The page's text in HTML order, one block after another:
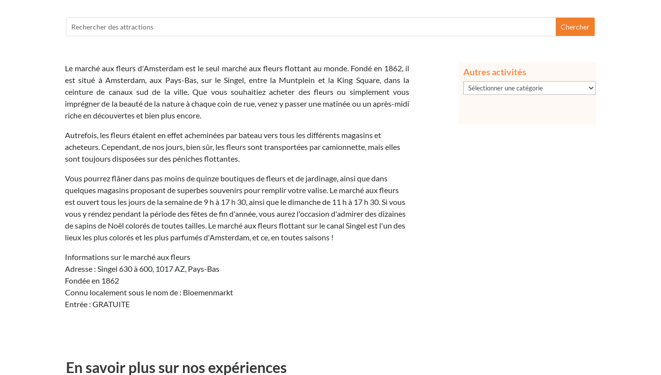
Le marché aux fleurs d'Amsterdam est le seul marché aux fleurs flottant au monde. Fondé en 1862, il
est situé à Amsterdam, aux Pays-Bas, sur le Singel, entre la Muntplein et la King Square, dans la
ceinture de canaux sud de la ville. Que vous souhaitiez acheter des fleurs ou simplement vous
imprégner de la beauté de la nature à chaque coin de rue, venez y passer une matinée ou un après-midi
riche en découvertes et bien plus encore.
Autrefois, les fleurs étaient en effet acheminées par bateau vers tous les différents magasins et
acheteurs. Cependant, de nos jours, bien sûr, les fleurs sont transportées par camionnette, mais elles
sont toujours disposées sur des péniches flottantes.
Vous pourrez flâner dans pas moins de quinze boutiques de fleurs et de jardinage, ainsi que dans
quelques magasins proposant de superbes souvenirs pour remplir votre valise. Le marché aux fleurs
est ouvert tous les jours de la semaine de 9 h à 17 h 30, ainsi que le dimanche de 11 h à 17 h 30. Si vous
vous y rendez pendant la période des fêtes de fin d'année, vous aurez l'occasion d'admirer des dizaines
de sapins de Noël colorés de toutes tailles. Le marché aux fleurs flottant sur le canal Singel est l'un des
lieux les plus colorés et les plus parfumés d'Amsterdam, et ce, en toutes saisons !
Informations sur le marché aux fleurs
Adresse : Singel 630 à 600, 1017 AZ, Pays-Bas
Fondée en 1862
Connu localement sous le nom de : Bloemenmarkt
Entrée : GRATUITE
Autres activités
Autres
En savoir plus sur nos expériences